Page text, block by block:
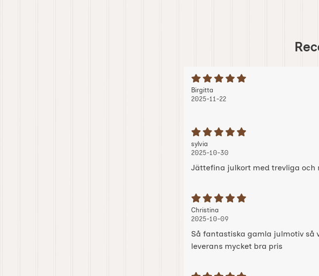
Betyg: 5 Stjärnor av 5
Recension av:
Birgitta
2025-11-22
Betyg: 5 Stjärnor av 5
Recension av:
sylvia
2025-10-30
Jättefina julkort med trevliga och
Betyg: 5 Stjärnor av 5
Recension av:
Christina
2025-10-09
Så fantastiska gamla julmotiv så
leverans mycket bra pris